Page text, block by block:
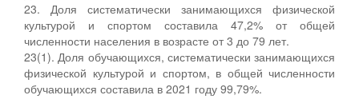
23. Доля систематически занимающихся физической
культурой и спортом составила 47,2% от общей
численности населения в возрасте от 3 до 79 лет.
23(1). Доля обучающихся, систематически занимающихся
физической культурой и спортом, в общей численности
обучающихся составила в 2021 году 99,79%.